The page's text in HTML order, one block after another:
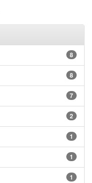
8
8
7
2
1
1
1